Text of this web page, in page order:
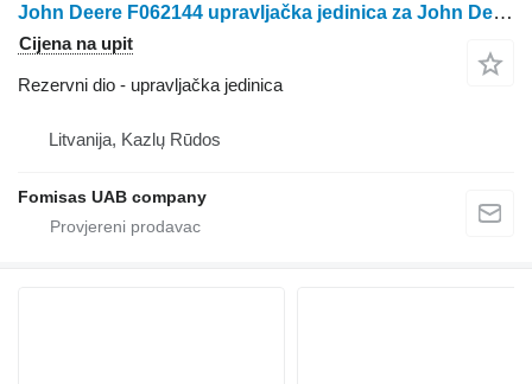
John Deere F062144 upravljačka jedinica za John Deere 770 / 1070 mini traktora
Cijena na upit
Rezervni dio - upravljačka jedinica
Litvanija, Kazlų Rūdos
Fomisas UAB company